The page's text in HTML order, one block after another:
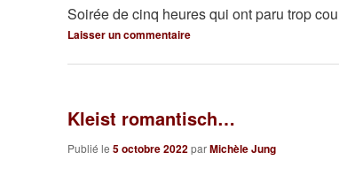
Soirée de cinq heures qui ont paru trop
Laisser un commentaire
Kleist romantisch…
Publié le 5 octobre 2022parMichèle Jung